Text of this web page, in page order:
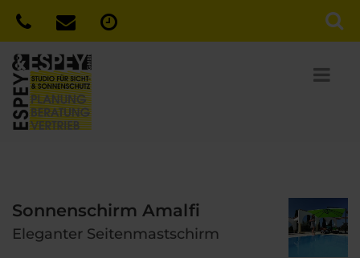
Sonnenschirm Amalfi
Eleganter Seitenmastschirm